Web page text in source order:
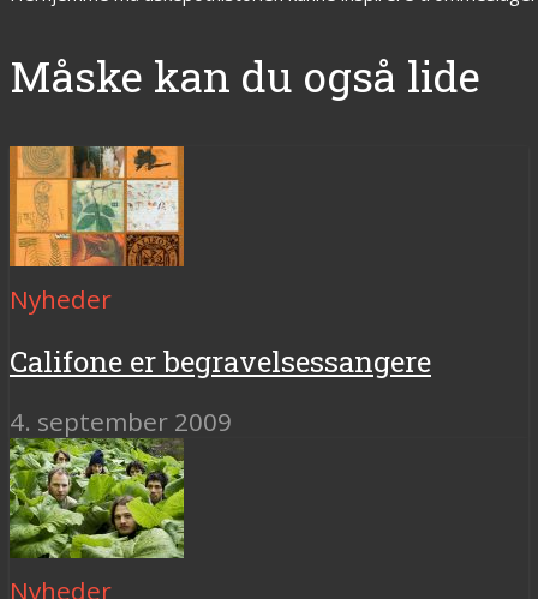
Måske kan du også lide
Nyheder
Califone er begravelsessangere
4. september 2009
Nyheder